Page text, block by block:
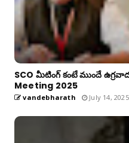
SCO మీటింగ్ కంటే ముందే
Meeting 2025
vandebharath July 14, 2025